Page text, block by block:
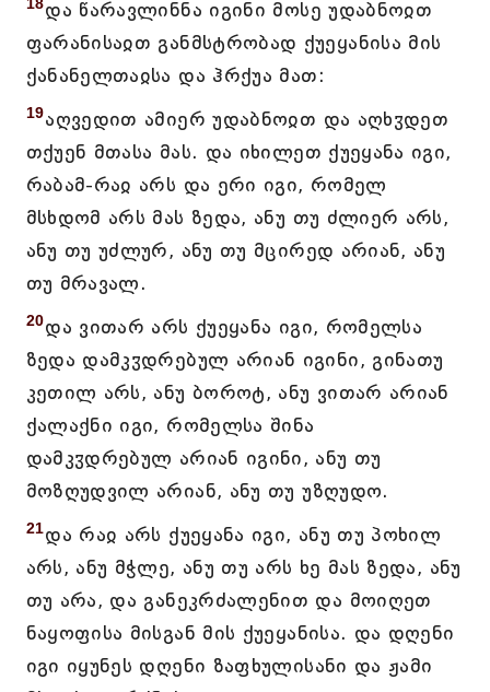
18და წარავლინნა იგინი მოსე უდაბნოჲთ
ფარანისაჲთ განმსტრობად ქუეყანისა მის
ქანანელთაჲსა და ჰრქუა მათ:
19აღვედით ამიერ უდაბნოჲთ და აღხჳდეთ
თქუენ მთასა მას. და იხილეთ ქუეყანა იგი,
რაბამ-რაჲ არს და ერი იგი, რომელ
მსხდომ არს მას ზედა, ანუ თუ ძლიერ არს,
ანუ თუ უძლურ, ანუ თუ მცირედ არიან, ანუ
თუ მრავალ.
20და ვითარ არს ქუეყანა იგი, რომელსა
ზედა დამკჳდრებულ არიან იგინი, გინათუ
კეთილ არს, ანუ ბოროტ, ანუ ვითარ არიან
ქალაქნი იგი, რომელსა შინა
დამკჳდრებულ არიან იგინი, ანუ თუ
მოზღუდვილ არიან, ანუ თუ უზღუდო.
21და რაჲ არს ქუეყანა იგი, ანუ თუ პოხილ
არს, ანუ მჭლე, ანუ თუ არს ხე მას ზედა, ანუ
თუ არა, და განეკრძალენით და მოიღეთ
ნაყოფისა მისგან მის ქუეყანისა. და დღენი
იგი იყუნეს დღენი ზაფხულისანი და ჟამი